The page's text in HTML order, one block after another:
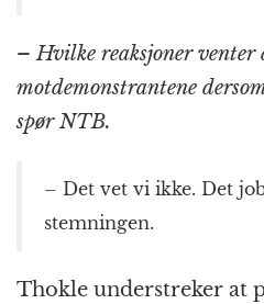
– Hvilke reaksjoner venter
motdemonstrantene
spør NTB.
– Det vet vi ikke. Det
stemningen.
Thokle understreker at